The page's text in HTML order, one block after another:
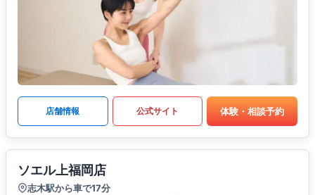
店舗情報 公式サイト 体験・相談予約
ソエル上福岡店
志木駅から車で17分